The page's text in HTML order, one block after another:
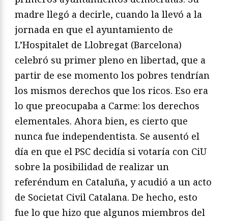
madre llegó a decirle, cuando la llevó a la
jornada en que el ayuntamiento de
L’Hospitalet de Llobregat (Barcelona)
celebró su primer pleno en libertad, que a
partir de ese momento los pobres tendrían
los mismos derechos que los ricos. Eso era
lo que preocupaba a Carme: los derechos
elementales. Ahora bien, es cierto que
nunca fue independentista. Se ausentó el
día en que el PSC decidía si votaría con CiU
sobre la posibilidad de realizar un
referéndum en Cataluña, y acudió a un acto
de Societat Civil Catalana. De hecho, esto
fue lo que hizo que algunos miembros del